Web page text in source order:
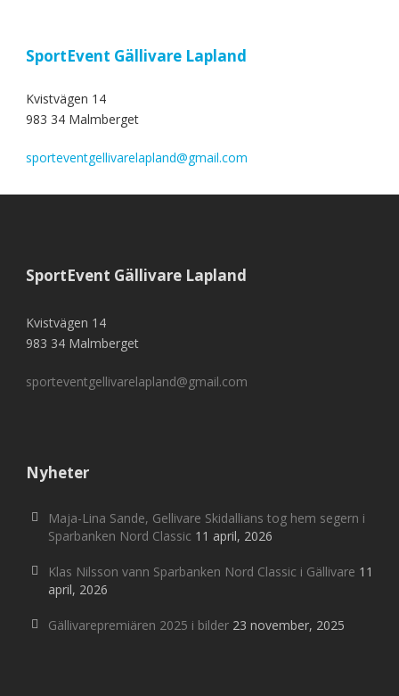
SportEvent Gällivare Lapland
Kvistvägen 14
983 34 Malmberget
sporteventgellivarelapland@gmail.com
SportEvent Gällivare Lapland
Kvistvägen 14
983 34 Malmberget
sporteventgellivarelapland@gmail.com
Nyheter
Maja-Lina Sande, Gellivare Skidallians tog hem segern i
Sparbanken Nord Classic 11 april, 2026
Klas Nilsson vann Sparbanken Nord Classic i Gällivare 11
april, 2026
Gällivarepremiären 2025 i bilder 23 november, 2025